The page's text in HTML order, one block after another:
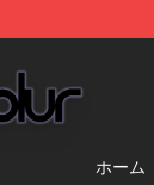
ホーム